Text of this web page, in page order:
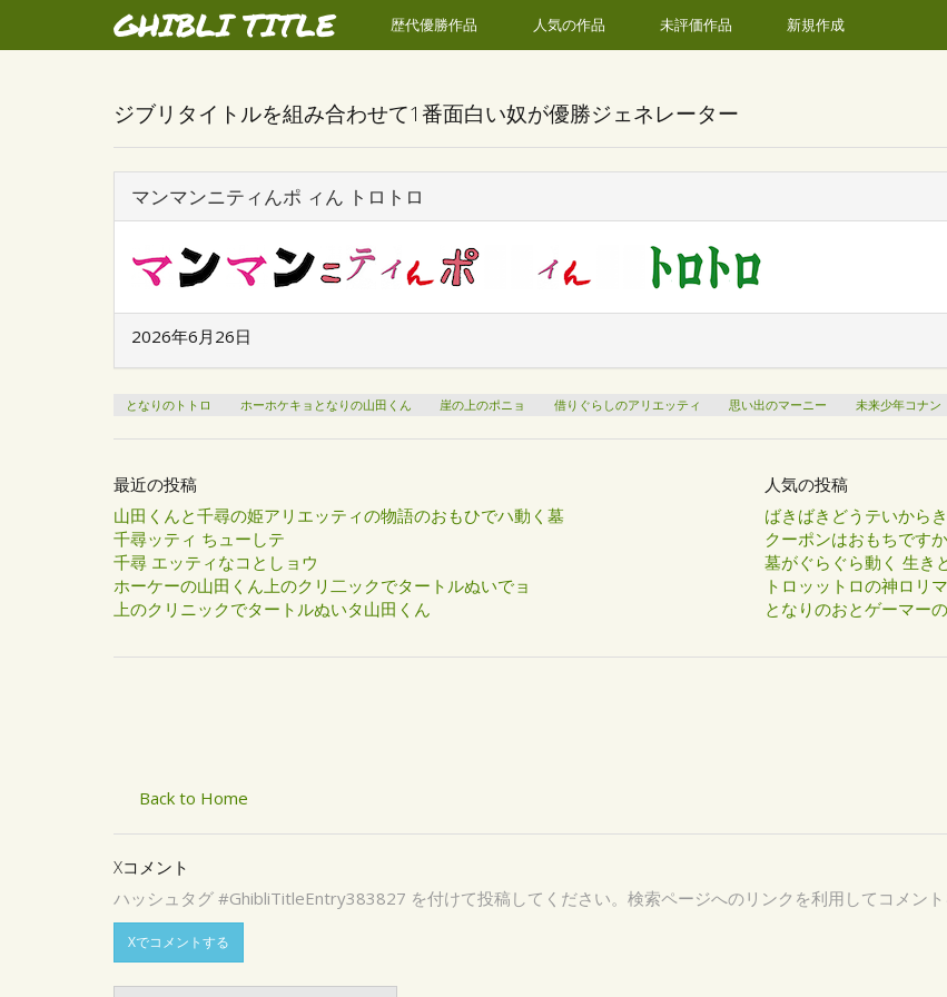
GHIBLI TITLE 歴代優勝作品 人気の作品 未評価作品 新規作成
ジブリタイトルを組み合わせて1番面白い奴が優勝ジェネレーター
マンマンニティんポ ィん トロトロ
2026年6月26日
となりのトトロ ホーホケキョとなりの山田くん 崖の上のポニョ 借りぐらしのアリエッティ 思い出のマーニー 未来少年コナン
最近の投稿
山田くんと千尋の姫アリエッティの物語のおもひでハ動く墓
千尋ッティ ちューしテ
千尋 エッティなコとしョウ
ホーケーの山田くん上のクリ二ックでタートルぬいでョ
上のクリニックでタートルぬいタ山田くん
人気の投稿
ばきばきどうテいから
クーポンはおもちです
墓がぐらぐら動く 生き
トロッットロの神ロリ
となりのおとゲーマー
Back to Home
Xコメント
ハッシュタグ #GhibliTitleEntry383827 を付けて投稿してください。検索ページへのリンクを利用してコメント
Xでコメントする